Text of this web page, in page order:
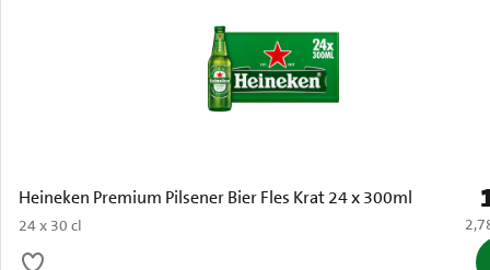
Heineken Premium Pilsener Bier Fles Krat 24 x 300ml
24 x 30 cl €